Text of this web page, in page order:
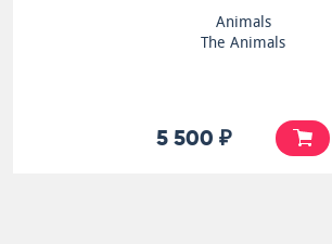
Animals
The Animals
5 500 ₽